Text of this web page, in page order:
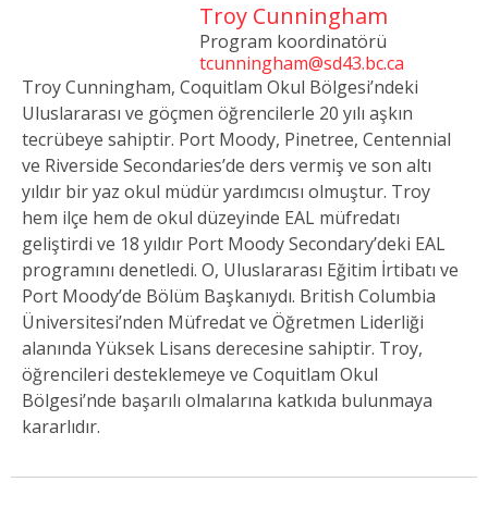
Troy Cunningham
Program koordinatörü
tcunningham@sd43.bc.ca
Troy Cunningham, Coquitlam Okul Bölgesi’ndeki
Uluslararası ve göçmen öğrencilerle 20 yılı aşkın
tecrübeye sahiptir. Port Moody, Pinetree, Centennial
ve Riverside Secondaries’de ders vermiş ve son altı
yıldır bir yaz okul müdür yardımcısı olmuştur. Troy
hem ilçe hem de okul düzeyinde EAL müfredatı
geliştirdi ve 18 yıldır Port Moody Secondary’deki EAL
programını denetledi. O, Uluslararası Eğitim İrtibatı ve
Port Moody’de Bölüm Başkanıydı. British Columbia
Üniversitesi’nden Müfredat ve Öğretmen Liderliği
alanında Yüksek Lisans derecesine sahiptir. Troy,
öğrencileri desteklemeye ve Coquitlam Okul
Bölgesi’nde başarılı olmalarına katkıda bulunmaya
kararlıdır.